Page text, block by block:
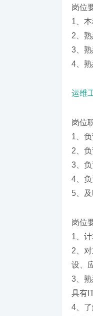
岗位
1、
2、
3、
4、熟
运维
岗位
1、
2、
3、
4、
5、
岗位
1、
2、
设、
3、
具有
4、